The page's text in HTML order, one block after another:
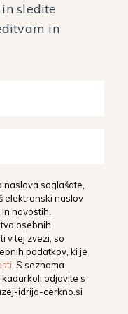
sledite
in
naslova soglašate,
elektronski naslov
novostih.
osebnih
v tej zvezi, so
podatkov, ki je
. S seznama
odjavite s
idrija-cerkno.si